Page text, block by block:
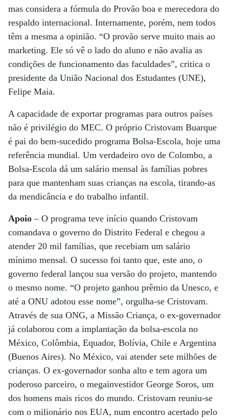
mas considera a fórmula do Provão boa e merecedora do
respaldo internacional. Internamente, porém, nem todos
têm a mesma a opinião. “O provão serve muito mais ao
marketing. Ele só vê o lado do aluno e não avalia as
condições de funcionamento das faculdades”, critica o
presidente da União Nacional dos Estudantes (UNE),
Felipe Maia.
A capacidade de exportar programas para outros países
não é privilégio do MEC. O próprio Cristovam Buarque
é pai do bem-sucedido programa Bolsa-Escola, hoje uma
referência mundial. Um verdadeiro ovo de Colombo, a
Bolsa-Escola dá um salário mensal às famílias pobres
para que mantenham suas crianças na escola, tirando-as
da mendicância e do trabalho infantil.
Apoio – O programa teve início quando Cristovam
comandava o governo do Distrito Federal e chegou a
atender 20 mil famílias, que recebiam um salário
mínimo mensal. O sucesso foi tanto que, este ano, o
governo federal lançou sua versão do projeto, mantendo
o mesmo nome. “O projeto ganhou prêmio da Unesco, e
até a ONU adotou esse nome”, orgulha-se Cristovam.
Através de sua ONG, a Missão Criança, o ex-governador
já colaborou com a implantação da bolsa-escola no
México, Colômbia, Equador, Bolívia, Chile e Argentina
(Buenos Aires). No México, vai atender sete milhões de
crianças. O ex-governador sonha alto e tem agora um
poderoso parceiro, o megainvestidor George Soros, um
dos homens mais ricos do mundo. Cristovam reuniu-se
com o milionário nos EUA, num encontro acertado pelo